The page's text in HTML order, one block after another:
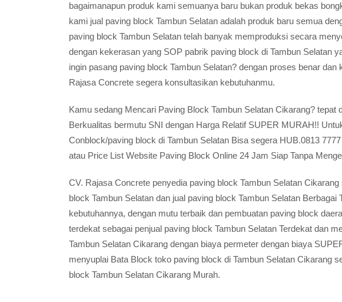
bagaimanapun produk kami semuanya baru bukan produk bekas
kami jual paving block Tambun Selatan adalah produk baru semua
paving block Tambun Selatan telah banyak memproduksi secara
dengan kekerasan yang SOP pabrik paving block di Tambun Selatan
ingin pasang paving block Tambun Selatan? dengan proses benar
Rajasa Concrete segera konsultasikan kebutuhanmu.
Kamu sedang Mencari Paving Block Tambun Selatan Cikarang? tepat
Berkualitas bermutu SNI dengan Harga Relatif SUPER MURAH!!
Conblock/paving block di Tambun Selatan Bisa segera HUB.0813
atau Price List Website Paving Block Online 24 Jam Siap Tanpa
CV. Rajasa Concrete penyedia paving block Tambun Selatan
block Tambun Selatan dan jual paving block Tambun Selatan
kebutuhannya, dengan mutu terbaik dan pembuatan paving block
terdekat sebagai penjual paving block Tambun Selatan Terdekat dan
Tambun Selatan Cikarang dengan biaya permeter dengan biaya
menyuplai Bata Block toko paving block di Tambun Selatan Cikarang
block Tambun Selatan Cikarang Murah.